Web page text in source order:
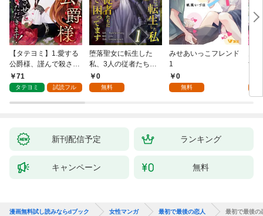
【タテヨミ】1.愛する
公爵様、謹んで殺させ
ていただきます！
71
タテヨミ 試読フル
堕落聖女に転生した
私、3人の従者たちに
抱かれて困ってます 第
1話
0
無料
みせあいっこフレンド
1
0
無料
す
ま
新刊配信予定 ランキング
キャンペーン 無料
漫画無料試し読みならdブック 女性マンガ 最初で最後の恋人 最初で最後の